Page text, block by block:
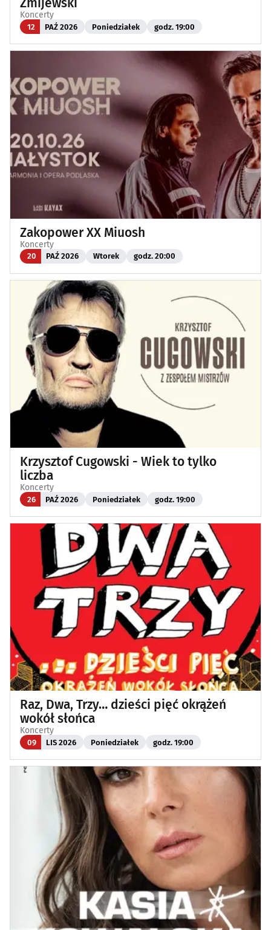
Żmijewski
Koncerty
12 PAŹ 2026 Poniedziałek godz. 19:00
Zakopower XX Miuosh
Koncerty
20 PAŹ 2026 Wtorek godz. 20:00
Krzysztof Cugowski - Wiek to tylko
liczba
Koncerty
26 PAŹ 2026 Poniedziałek godz. 19:00
Raz, Dwa, Trzy… dzieści pięć okrążeń
wokół słońca
Koncerty
09 LIS 2026 Poniedziałek godz. 19:00